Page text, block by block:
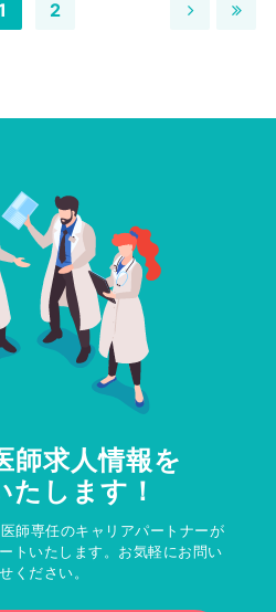
2
師求人情報を
たします！
師専任のキャリアパートナーが
トいたします。お気軽にお問い
ください。